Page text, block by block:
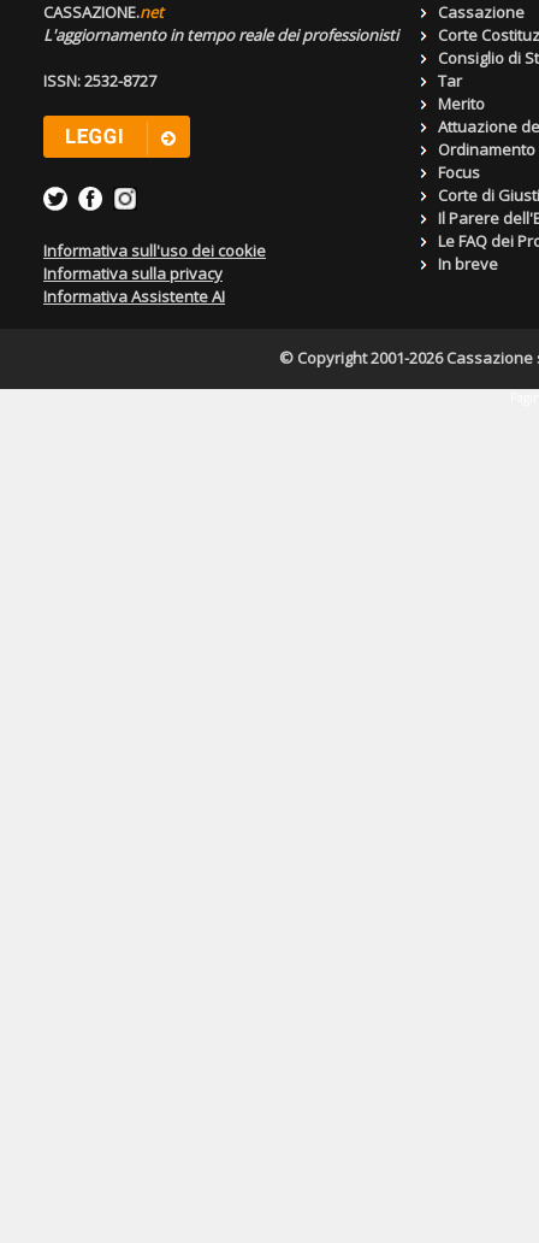
CASSAZIONE.net
L'aggiornamento in tempo reale dei professionisti
ISSN: 2532-8727
Informativa sull'uso dei cookie
Informativa sulla privacy
Informativa Assistente AI
Cassazione
Corte
Consiglio di
Tar
Merito
Attuazione
Focus
Corte di
Il Parere
Le FAQ dei
In breve
© Copyright 2001-2026 Cassazione